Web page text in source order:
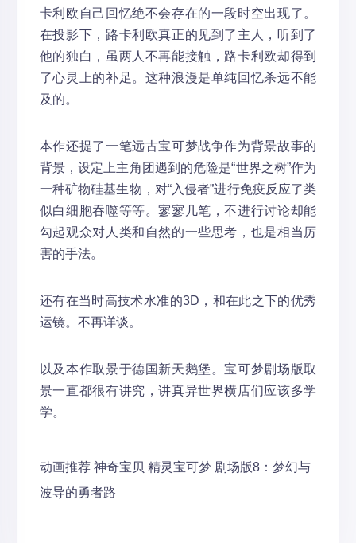
卡利欧自己回忆绝不会存在的一段时空出现了。
在投影下，路卡利欧真正的见到了主人，听到了
他的独白，虽两人不再能接触，路卡利欧却得到
了心灵上的补足。这种浪漫是单纯回忆杀远不能
及的。
本作还提了一笔远古宝可梦战争作为背景故事的
背景，设定上主角团遇到的危险是“世界之树”作为
一种矿物硅基生物，对“入侵者”进行免疫反应了类
似白细胞吞噬等等。寥寥几笔，不进行讨论却能
勾起观众对人类和自然的一些思考，也是相当厉
害的手法。
还有在当时高技术水准的3D，和在此之下的优秀
运镜。不再详谈。
以及本作取景于德国新天鹅堡。宝可梦剧场版取
景一直都很有讲究，讲真异世界横店们应该多学
学。
动画推荐 神奇宝贝 精灵宝可梦 剧场版8：梦幻与
波导的勇者路